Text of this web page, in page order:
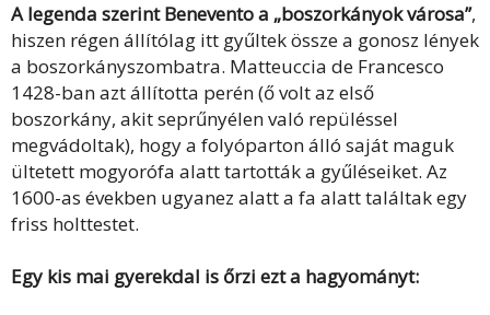
A legenda szerint Benevento a „boszorkányok városa”,
hiszen régen állítólag itt gyűltek össze a gonosz lények
a boszorkányszombatra. Matteuccia de Francesco
1428-ban azt állította perén (ő volt az első
boszorkány, akit seprűnyélen való repüléssel
megvádoltak), hogy a folyóparton álló saját maguk
ültetett mogyorófa alatt tartották a gyűléseiket. Az
1600-as években ugyanez alatt a fa alatt találtak egy
friss holttestet.
Egy kis mai gyerekdal is őrzi ezt a hagyományt: